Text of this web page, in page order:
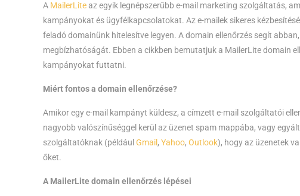
A MailerLite az egyik legnépszerűbb e-mail marketing szolgáltatás,
kampányokat és ügyfélkapcsolatokat. Az e-mailek sikeres
feladó domainünk hitelesítve legyen. A domain ellenőrzés segít
megbízhatóságát. Ebben a cikkben bemutatjuk a MailerLite domain
kampányokat futtatni.
Miért fontos a domain ellenőrzése?
Amikor egy e-mail kampányt küldesz, a címzett e-mail szolgáltatói
nagyobb valószínűséggel kerül az üzenet spam mappába, vagy
szolgáltatóknak (például Gmail , Yahoo, Outlook), hogy az üzenetek
őket.
A MailerLite domain ellenőrzés lépései